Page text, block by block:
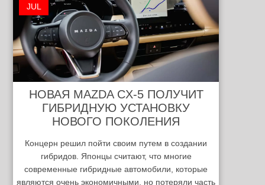
JUL
НОВАЯ MAZDA CX-5 ПОЛУЧИТ
ГИБРИДНУЮ УСТАНОВКУ
НОВОГО ПОКОЛЕНИЯ
Концерн решил пойти своим путем в создании
гибридов. Японцы считают, что многие
современные гибридные автомобили, которые
являются очень экономичными, но потеряли часть